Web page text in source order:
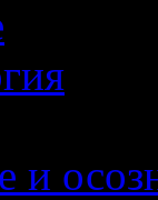
и